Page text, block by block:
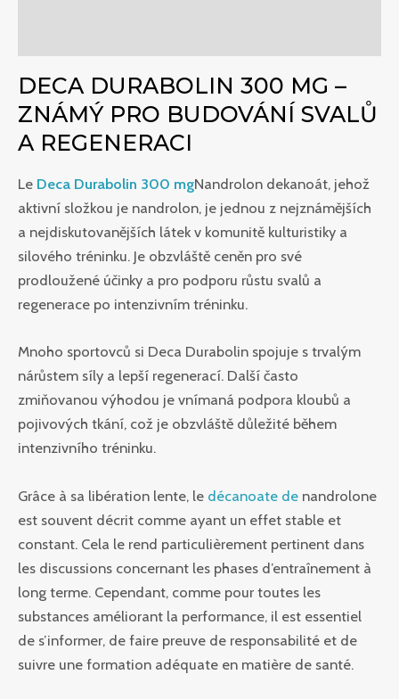
DECA DURABOLIN 300 MG –
ZNÁMÝ PRO BUDOVÁNÍ SVALŮ
A REGENERACI
Le Deca Durabolin 300 mgNandrolon dekanoát, jehož
aktivní složkou je nandrolon, je jednou z nejznámějších
a nejdiskutovanějších látek v komunitě kulturistiky a
silového tréninku. Je obzvláště ceněn pro své
prodloužené účinky a pro podporu růstu svalů a
regenerace po intenzivním tréninku.
Mnoho sportovců si Deca Durabolin spojuje s trvalým
nárůstem síly a lepší regenerací. Další často
zmiňovanou výhodou je vnímaná podpora kloubů a
pojivových tkání, což je obzvláště důležité během
intenzivního tréninku.
Grâce à sa libération lente, le décanoate de nandrolone
est souvent décrit comme ayant un effet stable et
constant. Cela le rend particulièrement pertinent dans
les discussions concernant les phases d’entraînement à
long terme. Cependant, comme pour toutes les
substances améliorant la performance, il est essentiel
de s’informer, de faire preuve de responsabilité et de
suivre une formation adéquate en matière de santé.